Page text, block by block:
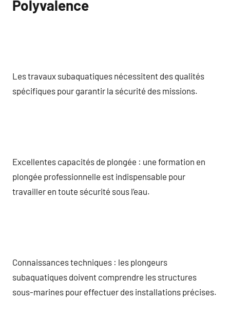
Polyvalence
Les travaux subaquatiques nécessitent des qualités
spécifiques pour garantir la sécurité des missions.
Excellentes capacités de plongée : une formation en
plongée professionnelle est indispensable pour
travailler en toute sécurité sous l’eau.
Connaissances techniques : les plongeurs
subaquatiques doivent comprendre les structures
sous-marines pour effectuer des installations précises.